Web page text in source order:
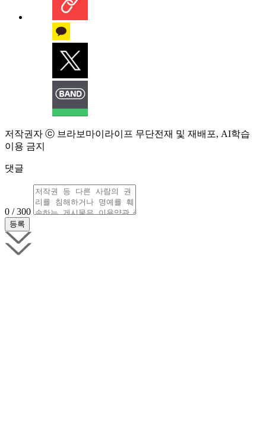
저작권자 ⓒ 브라보마이라이프 무단전재 및 재배포, AI학습
이용 금지
댓글
0 / 300